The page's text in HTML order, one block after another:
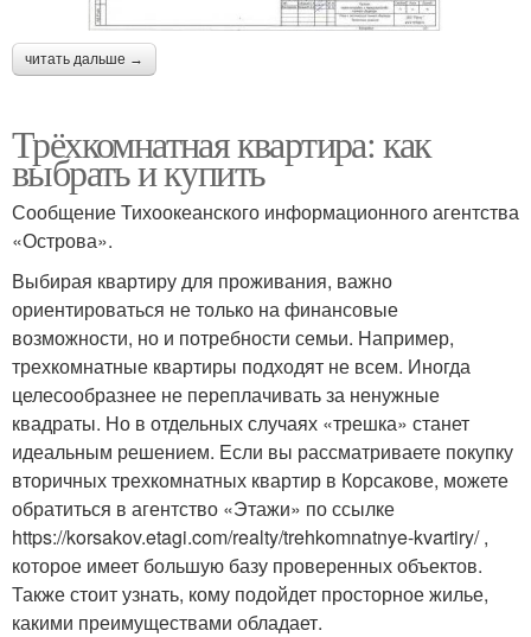
читать дальше →
Трёхкомнатная квартира: как
выбрать и купить
Сообщение Тихоокеанского информационного агентства
«Острова».
Выбирая квартиру для проживания, важно
ориентироваться не только на финансовые
возможности, но и потребности семьи. Например,
трехкомнатные квартиры подходят не всем. Иногда
целесообразнее не переплачивать за ненужные
квадраты. Но в отдельных случаях «трешка» станет
идеальным решением. Если вы рассматриваете покупку
вторичных трехкомнатных квартир в Корсакове, можете
обратиться в агентство «Этажи» по ссылке
https://korsakov.etagi.com/realty/trehkomnatnye-kvartiry/ ,
которое имеет большую базу проверенных объектов.
Также стоит узнать, кому подойдет просторное жилье,
какими преимуществами обладает.